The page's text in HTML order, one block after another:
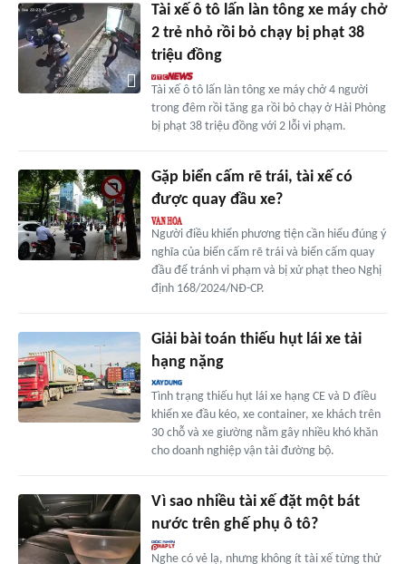
Tài xế ô tô lấn làn tông xe máy chở
2 trẻ nhỏ rồi bỏ chạy bị phạt 38
triệu đồng
Tài xế ô tô lấn làn tông xe máy chở 4 người
trong đêm rồi tăng ga rồi bỏ chạy ở Hải Phòng
bị phạt 38 triệu đồng với 2 lỗi vi phạm.
Gặp biển cấm rẽ trái, tài xế có
được quay đầu xe?
Người điều khiển phương tiện cần hiểu đúng ý
nghĩa của biển cấm rẽ trái và biển cấm quay
đầu để tránh vi phạm và bị xử phạt theo Nghị
định 168/2024/NĐ-CP.
Giải bài toán thiếu hụt lái xe tải
hạng nặng
Tình trạng thiếu hụt lái xe hạng CE và D điều
khiển xe đầu kéo, xe container, xe khách trên
30 chỗ và xe giường nằm gây nhiều khó khăn
cho doanh nghiệp vận tải đường bộ.
Vì sao nhiều tài xế đặt một bát
nước trên ghế phụ ô tô?
Nghe có vẻ lạ, nhưng không ít tài xế từng thử